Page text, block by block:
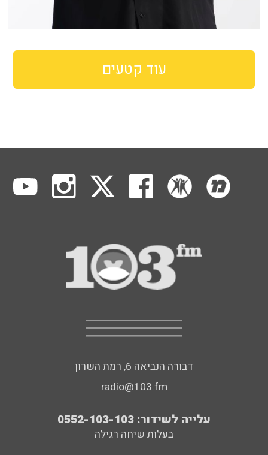
עוד קטעים
דבורה הנביאה 6, רמת השרון
radio@103.fm
עלייה לשידור: 0552-103-103
בעלות שיחה רגילה